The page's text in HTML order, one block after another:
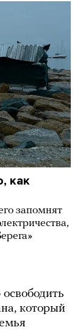
как
запомнят
который